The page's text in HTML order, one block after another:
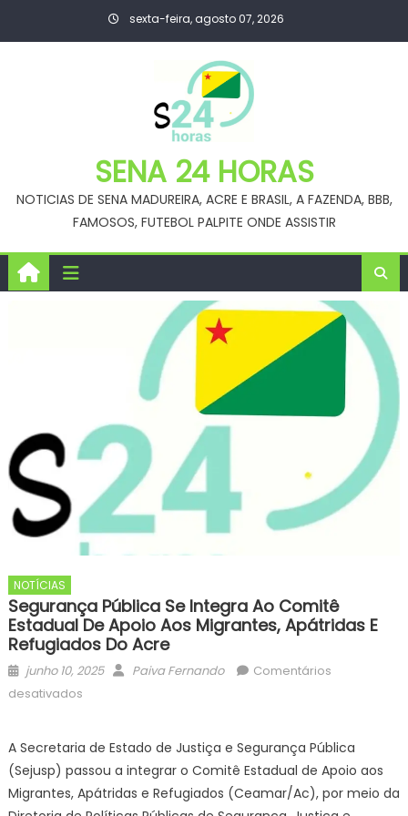
sexta-feira, agosto 07, 2026
SENA 24 HORAS
NOTICIAS DE SENA MADUREIRA, ACRE E BRASIL, A FAZENDA, BBB,
FAMOSOS, FUTEBOL PALPITE ONDE ASSISTIR
NOTÍCIAS
Segurança Pública Se Integra Ao Comitê
Estadual De Apoio Aos Migrantes, Apátridas E
Refugiados Do Acre
Posted
on
junho 10, 2025 Author
Paiva Fernando
Comentários
desativadosem
se
integra
ao
A Secretaria de Estado de Justiça e Segurança Pública
(Sejusp) passou a integrar o Comitê Estadual de Apoio aos
Migrantes, Apátridas e Refugiados (Ceamar/Ac), por meio da